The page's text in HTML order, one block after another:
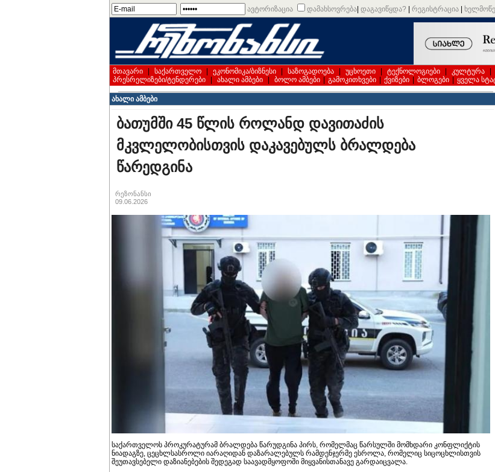
ავტორიზაცია დამახსოვრება დაგავიწყდა? რეგისტრაცია
მთავარი საქართველო ეკონომიკა/ბიზნესი საზოგადოება უცხოეთი ტექნოლოგიები კულტურა
პრესრელიზები/ტენდერები
ახალი ამბები ბოლო ამბები გამოკითხვები ქვიზები ბლოგები ყველა
ახალი ამბები
ბათუმში 45 წლის როლანდ დავითაძის
მკვლელობისთვის დაკავებულს ბრალდება
წარედგინა
რეზონანსი
09.06.2026
საქართველოს პროკურატურამ ბრალდება წარუდგინა პირს, რომელმაც წარსულში მომხდარი კონფლიქტის
ნიადაგზე, ცეცხლსასროლი იარაღიდან დაზარალებულს რამდენჯერმე ესროლა, რომელიც სიცოცხლისთვის
შეუთავსებელი დაზიანებების შედეგად საავადმყოფოში მიყვანისთანავე გარდაიცვალა.